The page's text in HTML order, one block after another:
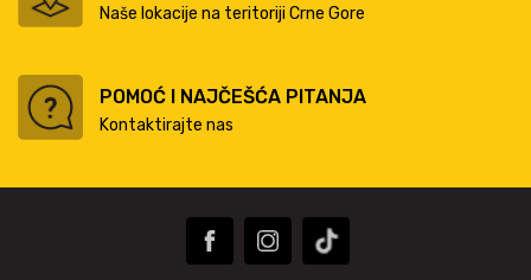
Naše lokacije na teritoriji Crne Gore
POMOĆ I NAJČEŠĆA PITANJA
Kontaktirajte nas